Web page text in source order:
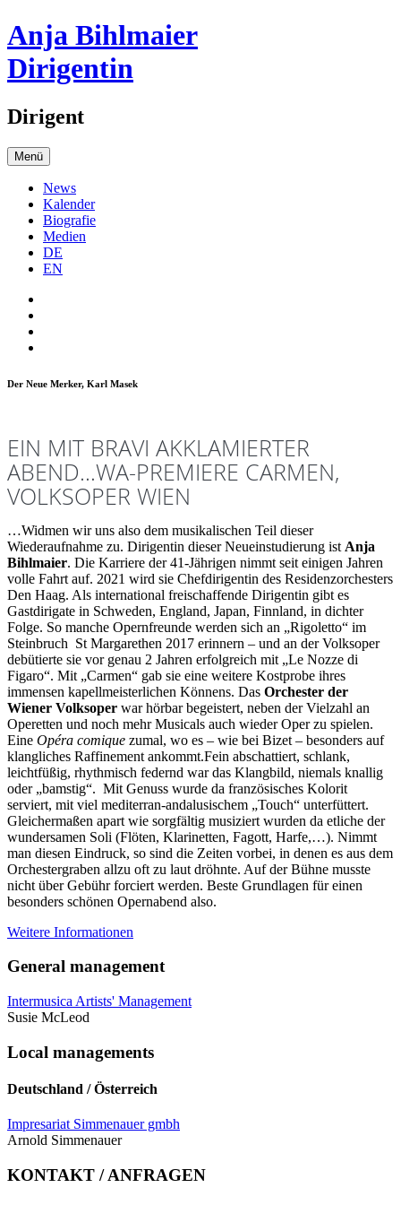
Anja Bihlmaier
Dirigentin
Dirigent
Menü
News
Kalender
Biografie
Medien
DE
EN
Der Neue Merker, Karl Masek
EIN MIT BRAVI AKKLAMIERTER
ABEND…WA-PREMIERE CARMEN,
VOLKSOPER WIEN
…Widmen wir uns also dem musikalischen Teil dieser
Wiederaufnahme zu. Dirigentin dieser Neueinstudierung ist Anja
Bihlmaier. Die Karriere der 41-Jährigen nimmt seit einigen Jahren
volle Fahrt auf. 2021 wird sie Chefdirigentin des Residenzorchesters
Den Haag. Als international freischaffende Dirigentin gibt es
Gastdirigate in Schweden, England, Japan, Finnland, in dichter
Folge. So manche Opernfreunde werden sich an „Rigoletto“ im
Steinbruch St Margarethen 2017 erinnern – und an der Volksoper
debütierte sie vor genau 2 Jahren erfolgreich mit „Le Nozze di
Figaro“. Mit „Carmen“ gab sie eine weitere Kostprobe ihres
immensen kapellmeisterlichen Könnens. Das Orchester der
Wiener Volksoper war hörbar begeistert, neben der Vielzahl an
Operetten und noch mehr Musicals auch wieder Oper zu spielen.
Eine Opéra comique zumal, wo es – wie bei Bizet – besonders auf
klangliches Raffinement ankommt.Fein abschattiert, schlank,
leichtfüßig, rhythmisch federnd war das Klangbild, niemals knallig
oder „bamstig“. Mit Genuss wurde da französisches Kolorit
serviert, mit viel mediterran-andalusischem „Touch“ unterfüttert.
Gleichermaßen apart wie sorgfältig musiziert wurden da etliche der
wundersamen Soli (Flöten, Klarinetten, Fagott, Harfe,…). Nimmt
man diesen Eindruck, so sind die Zeiten vorbei, in denen es aus dem
Orchestergraben allzu oft zu laut dröhnte. Auf der Bühne musste
nicht über Gebühr forciert werden. Beste Grundlagen für einen
besonders schönen Opernabend also.
Weitere Informationen
General management
Intermusica Artists' Management
Susie McLeod
Local managements
Deutschland / Österreich
Impresariat Simmenauer gmbh
Arnold Simmenauer
KONTAKT / ANFRAGEN